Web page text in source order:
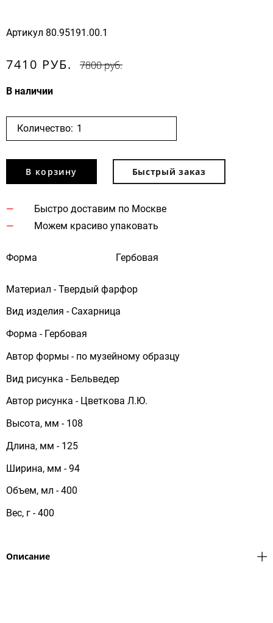
Артикул 80.95191.00.1
7410 РУБ. 7800 руб.
В наличии
Количество:
В корзину Быстрый заказ
Быстро доставим по Москве
Можем красиво упаковать
Форма Гербовая
Материал - Твердый фарфор
Вид изделия - Сахарница
Форма - Гербовая
Автор формы - по музейному образцу
Вид рисунка - Бельведер
Автор рисунка - Цветкова Л.Ю.
Высота, мм - 108
Длина, мм - 125
Ширина, мм - 94
Объем, мл - 400
Вес, г - 400
Описание